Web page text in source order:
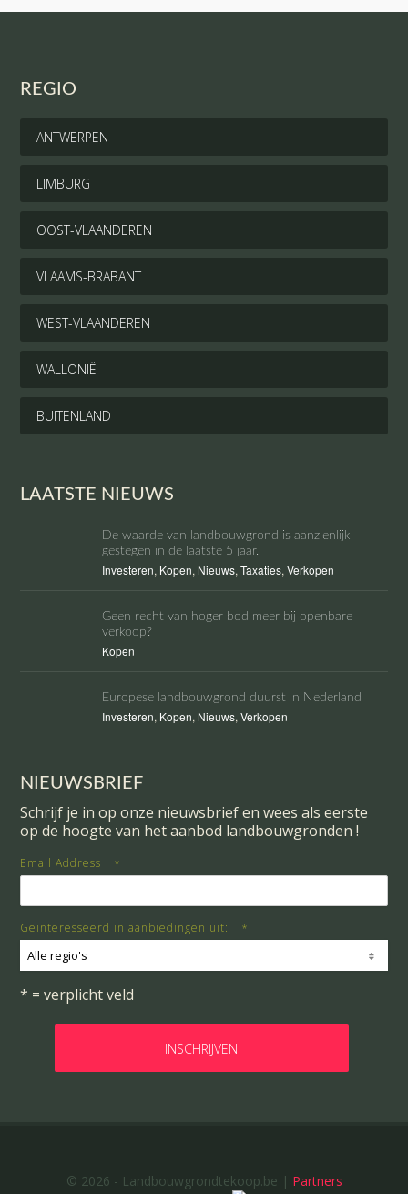
REGIO
ANTWERPEN
LIMBURG
OOST-VLAANDEREN
VLAAMS-BRABANT
WEST-VLAANDEREN
WALLONIË
BUITENLAND
LAATSTE NIEUWS
De waarde van landbouwgrond is aanzienlijk
gestegen in de laatste 5 jaar.
Investeren, Kopen, Nieuws,Taxaties,Verkopen
Geen recht van hoger bod meer bij openbare
verkoop?
Kopen
Europese landbouwgrond duurst in Nederland
Investeren, Kopen, Nieuws,Verkopen
NIEUWSBRIEF
Schrijf je in op onze nieuwsbrief en wees als eerste
op de hoogte van het aanbod landbouwgronden !
Email Address *
Geïnteresseerd in aanbiedingen uit: *
Alle regio's
* = verplicht veld
© 2026 - Landbouwgrondtekoop.be | Partners